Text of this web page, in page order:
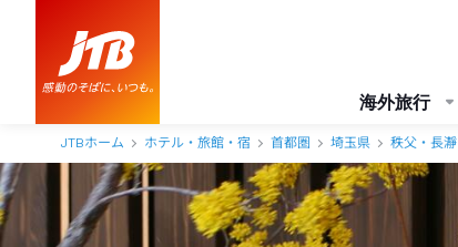
海外旅行
JTBホーム ホテル・旅館・宿 首都圏 埼玉県 秩父・長瀞